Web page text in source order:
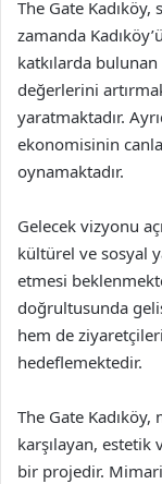
The Gate
zamanda
katkılarda
değerlerini
yaratmaktadır.
ekonomisinin
oynamaktadır.
Gelecek vizyonu
kültürel ve sosyal
etmesi
doğrultusunda
hem de
hedeflemektedir.
The Gate
karşılayan, estetik
bir projedir. Mimari